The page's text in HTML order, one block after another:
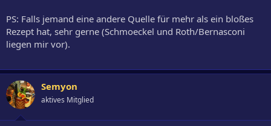
PS: Falls jemand eine andere Quelle für mehr als ein bloßes
Rezept hat, sehr gerne (Schmoeckel und Roth/Bernasconi
liegen mir vor).
Semyon
aktives Mitglied